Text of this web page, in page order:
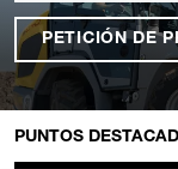
PETICIÓN DE
PUNTOS